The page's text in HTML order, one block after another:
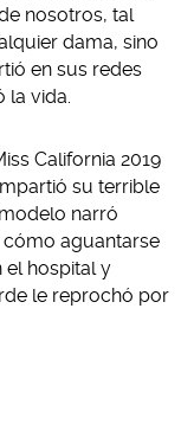
nosotros, tal
dama, sino
en sus redes
la vida.
California 2019
su terrible
narró
aguantarse
el hospital y
le reprochó por